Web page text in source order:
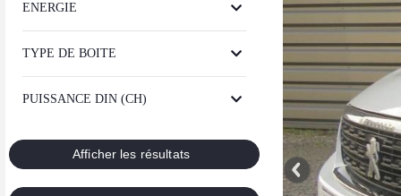
ENERGIE
TYPE DE BOITE
PUISSANCE DIN (CH)